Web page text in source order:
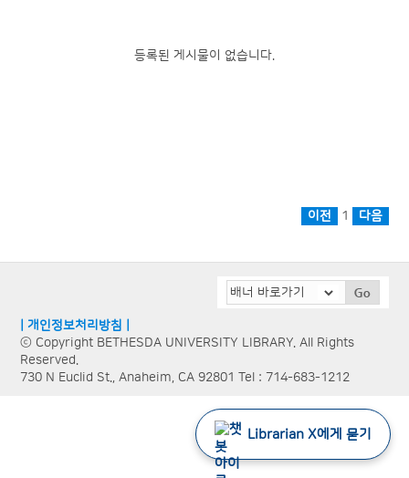
등록된 게시물이 없습니다.
1
| 개인정보처리방침 |
ⓒ Copyright BETHESDA UNIVERSITY LIBRARY. All Rights
Reserved.
730 N Euclid St., Anaheim, CA 92801 Tel : 714-683-1212
Librarian X에게 묻기